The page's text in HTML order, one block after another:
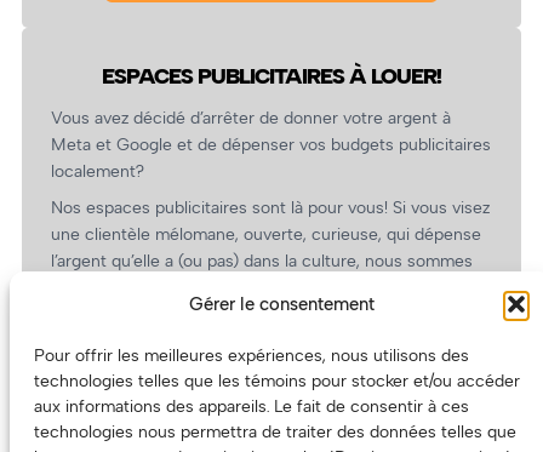
Gérer le consentement
Pour offrir les meilleures expériences, nous utilisons des
technologies telles que les témoins pour stocker et/ou accéder
aux informations des appareils. Le fait de consentir à ces
technologies nous permettra de traiter des données telles que
ESPACES PUBLICITAIRES À LOUER!
Vous avez décidé d’arrêter de donner votre argent à
Meta et Google et de dépenser vos budgets publicitaires
localement?
Nos espaces publicitaires sont là pour vous! Si vous visez
une clientèle mélomane, ouverte, curieuse, qui dépense
l’argent qu’elle a (ou pas) dans la culture, nous sommes
revient.
(Oui, on va avoir des tarifs spéciaux pour vous, les
artistes!)